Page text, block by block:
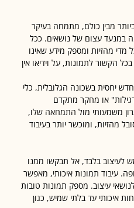
כולם, מתמחה בעיקר
של נושאים. ככל
ומספק מידע שאינו
על וידיאו אין
בשכונה הגלובלית, כלי
מחקר מתקדם
מול התמחאה שלו,
ומוכשר יותר בעיבוד
אל תבקשו ממנו
איכותי, מאפשר
מספק תמונות טובות
עד בלתי שמיש, כגון